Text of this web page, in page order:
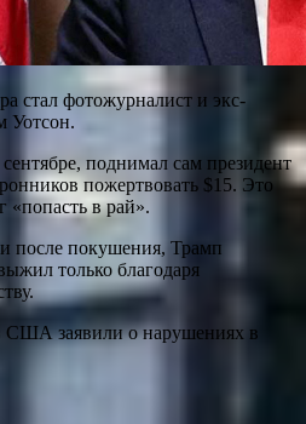
стал фотожурналист и экс-
поднимал сам президент
пожертвовать $15. Это
в рай».
после покушения, Трамп
только благодаря
США заявили о нарушениях в